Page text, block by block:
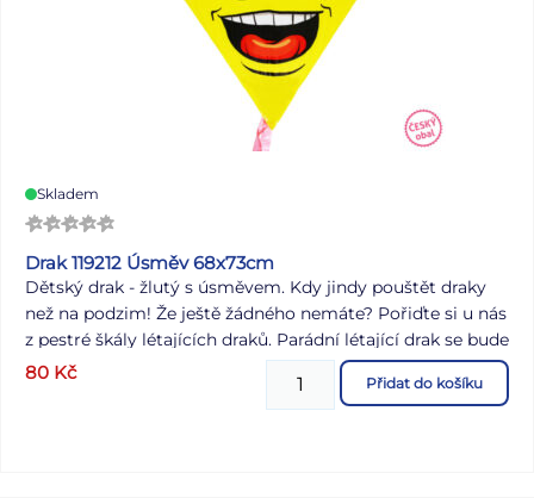
Skladem
Drak 119212 Úsměv 68x73cm
Dětský drak - žlutý s úsměvem. Kdy jindy pouštět draky
než na podzim! Že ještě žádného nemáte? Pořiďte si u nás
z pestré škály létajících draků. Parádní létající drak se bude
na obloze určitě moc dobře vyjímat. Tak hurá na drakiádu!
Pojďte se společně vyřádit při pouštění draků, třeba se
80 Kč Přidat do košíku